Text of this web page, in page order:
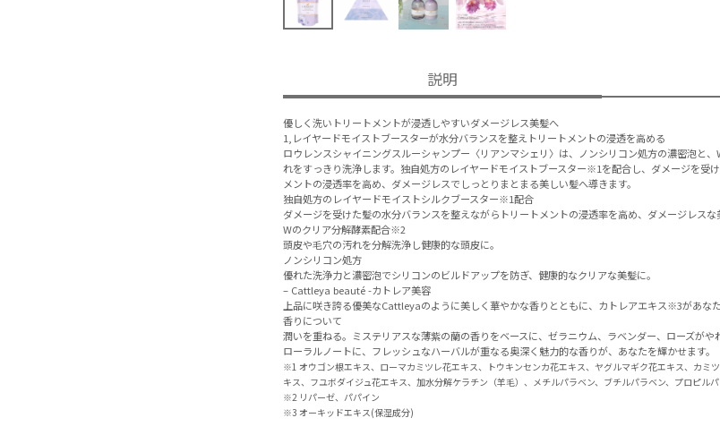
説明
優しく洗いトリートメントが浸透しやすいダメージレス美髪へ
1,レイヤードモイストブースターが水分バランスを整えトリートメントの浸透を高める
ロウレンスシャイニングスルーシャンプー〈リアンマシェリ〉は、ノンシリコン処方の濃密泡と
れをすっきり洗浄します。独自処方のレイヤードモイストブースター※1を配合し、ダメージを受
メントの浸透率を高め、ダメージレスでしっとりまとまる美しい髪へ導きます。
独自処方のレイヤードモイストシルクブースター※1配合
ダメージを受けた髪の水分バランスを整えながらトリートメントの浸透率を高め、ダメージレスな
Wのクリア分解酵素配合※2
頭皮や毛穴の汚れを分解洗浄し健康的な頭皮に。
ノンシリコン処方
優れた洗浄力と濃密泡でシリコンのビルドアップを防ぎ、健康的なクリアな美髪に。
– Cattleya beauté -カトレア美容
上品に咲き誇る優美なCattleyaのように美しく華やかな香りとともに、カトレアエキス※3があなた
香りについて
潤いを重ねる。ミステリアスな薄紫の蘭の香りをベースに、ゼラニウム、ラベンダー、ローズが
ローラルノートに、フレッシュなハーバルが重なる奥深く魅力的な香りが、あなたを輝かせます。
※1 オウゴン根エキス、ローマカミツレ花エキス、トウキンセンカ花エキス、ヤグルマギク花エキス、カミ
キス、フユボダイジュ花エキス、加水分解ケラチン（羊毛）、メチルパラベン、ブチルパラベン、プロピル
※2 リパーゼ、パパイン
※3 オーキッドエキス(保湿成分)